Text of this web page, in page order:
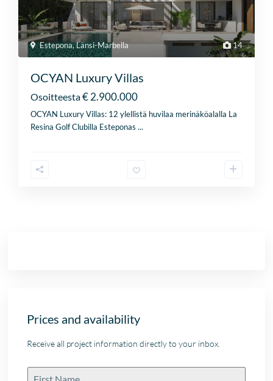
14
Estepona,Länsi-Marbella
OCYAN Luxury Villas
Osoitteesta€ 2.900.000
OCYAN Luxury Villas: 12 ylellistä huvilaa merinäköalalla La
Resina Golf Clubilla Esteponas...
Prices and availability
Receive all project information directly to your inbox.